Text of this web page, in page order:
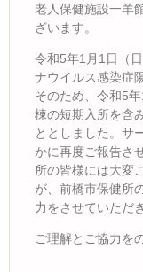
老人保健施設一羊
ざいます。
令和5年1月1日（
ナウイルス感染症
そのため、令和5
棟の短期入所を含
ととしました。サ
かに再度ご報告さ
所の皆様には大変
が、前橋市保健所
力をさせていただ
ご理解とご協力を